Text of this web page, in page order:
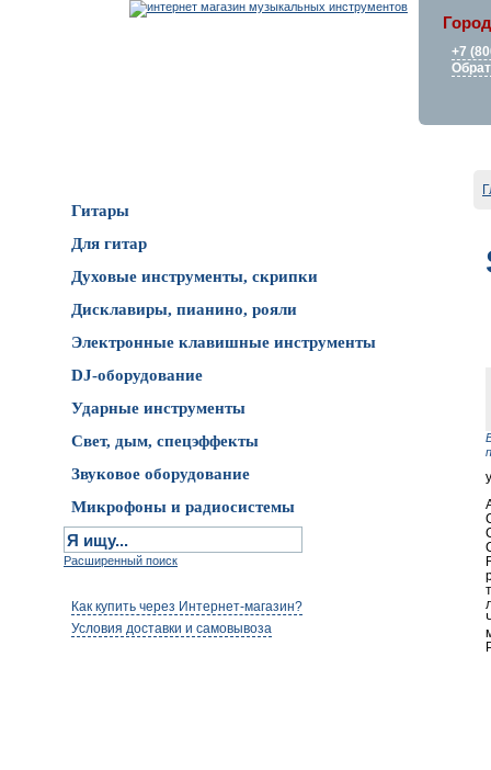
+7
Гитары
Для гитар
Духовые инструменты, скрипки
Дисклавиры, пианино, рояли
Электронные клавишные инструменты
DJ-оборудование
Ударные инструменты
Свет, дым, спецэффекты
Звуковое оборудование
Микрофоны и радиосистемы
Расширенный поиск
Как купить через Интернет-магазин?
Условия доставки и самовывоза